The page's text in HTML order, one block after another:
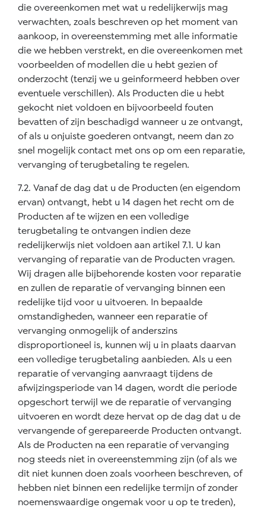
die overeenkomen met wat u redelijkerwijs mag
verwachten, zoals beschreven op het moment van
aankoop, in overeenstemming met alle informatie
die we hebben verstrekt, en die overeenkomen met
voorbeelden of modellen die u hebt gezien of
onderzocht (tenzij we u geinformeerd hebben over
eventuele verschillen). Als Producten die u hebt
gekocht niet voldoen en bijvoorbeeld fouten
bevatten of zijn beschadigd wanneer u ze ontvangt,
of als u onjuiste goederen ontvangt, neem dan zo
snel mogelijk contact met ons op om een reparatie,
vervanging of terugbetaling te regelen.
7.2. Vanaf de dag dat u de Producten (en eigendom
ervan) ontvangt, hebt u 14 dagen het recht om de
Producten af te wijzen en een volledige
terugbetaling te ontvangen indien deze
redelijkerwijs niet voldoen aan artikel 7.1. U kan
vervanging of reparatie van de Producten vragen.
Wij dragen alle bijbehorende kosten voor reparatie
en zullen de reparatie of vervanging binnen een
redelijke tijd voor u uitvoeren. In bepaalde
omstandigheden, wanneer een reparatie of
vervanging onmogelijk of anderszins
disproportioneel is, kunnen wij u in plaats daarvan
een volledige terugbetaling aanbieden. Als u een
reparatie of vervanging aanvraagt tijdens de
afwijzingsperiode van 14 dagen, wordt die periode
opgeschort terwijl we de reparatie of vervanging
uitvoeren en wordt deze hervat op de dag dat u de
vervangende of gerepareerde Producten ontvangt.
Als de Producten na een reparatie of vervanging
nog steeds niet in overeenstemming zijn (of als we
dit niet kunnen doen zoals voorheen beschreven, of
hebben niet binnen een redelijke termijn of zonder
noemenswaardige ongemak voor u op te treden),